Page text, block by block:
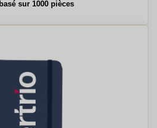
sur 1000 pièces